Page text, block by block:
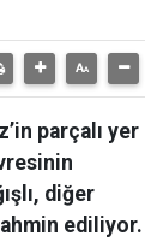
parçalı yer
diğer
ediliyor.